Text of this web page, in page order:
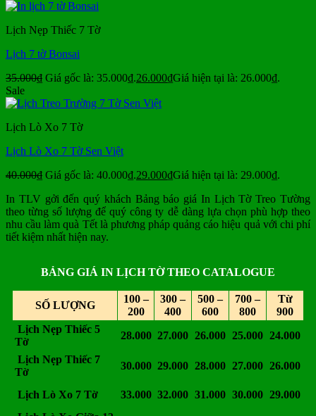
Lịch Nẹp Thiếc 7 Tờ
Lịch 7 tờ Bonsai
35.000₫ Giá gốc là: 35.000₫.26.000₫Giá hiện tại là: 26.000₫.
Sale
Lịch Lò Xo 7 Tờ
Lịch Lò Xo 7 Tờ Sen Việt
40.000₫ Giá gốc là: 40.000₫.29.000₫Giá hiện tại là: 29.000₫.
In TLV gởi đến quý khách Bảng báo giá In Lịch Tờ Treo Tường
theo từng số lượng để quý công ty dễ dàng lựa chọn phù hợp theo
nhu cầu làm quà Tết là phương pháp quảng cáo hiệu quả với chi phí
tiết kiệm nhất hiện nay.
BẢNG GIÁ IN LỊCH TỜ THEO CATALOGUE
SỐ LƯỢNG
100 –
200
300 –
400
500 –
600
700 –
800
Từ
900
Lịch Nẹp Thiếc 5
Tờ
28.000 27.000 26.000 25.000 24.000
Lịch Nẹp Thiếc 7
Tờ
30.000 29.000 28.000 27.000 26.000
Lịch Lò Xo 7 Tờ 33.000 32.000 31.000 30.000 29.000